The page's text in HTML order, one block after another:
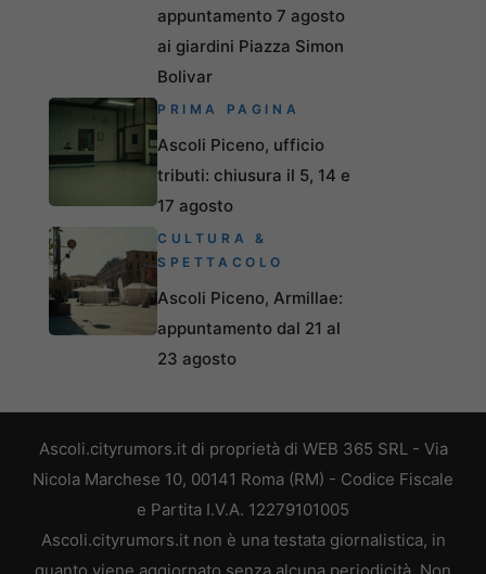
appuntamento 7 agosto
ai giardini Piazza Simon
Bolivar
PRIMA PAGINA
Ascoli Piceno, ufficio
tributi: chiusura il 5, 14 e
17 agosto
CULTURA &
SPETTACOLO
Ascoli Piceno, Armillae:
appuntamento dal 21 al
23 agosto
Ascoli.cityrumors.it di proprietà di WEB 365 SRL - Via
Nicola Marchese 10, 00141 Roma (RM) - Codice Fiscale
e Partita I.V.A. 12279101005
Ascoli.cityrumors.it non è una testata giornalistica, in